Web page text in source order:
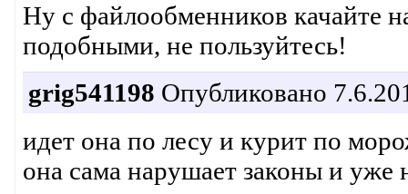
Ну с файлообменников качайте
подобными, не пользуйтесь!
grig541198 Опубликовано
идет она по лесу и курит по
она сама нарушает законы и уже